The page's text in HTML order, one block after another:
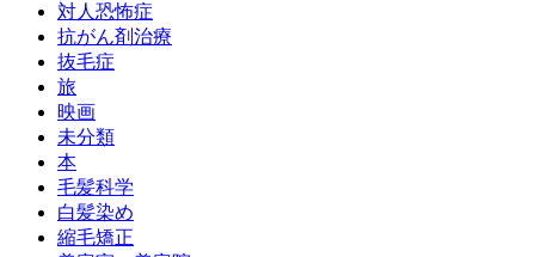
対人恐怖症
抗がん剤治療
抜毛症
旅
映画
未分類
本
毛髪科学
白髪染め
縮毛矯正